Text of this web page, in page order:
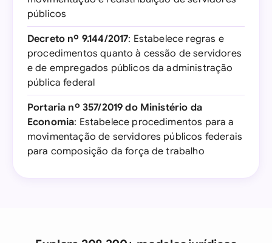
públicos
Decreto nº 9.144/2017: Estabelece regras e
procedimentos quanto à cessão de servidores
e de empregados públicos da administração
pública federal
Portaria nº 357/2019 do Ministério da
Economia: Estabelece procedimentos para a
movimentação de servidores públicos federais
para composição da força de trabalho